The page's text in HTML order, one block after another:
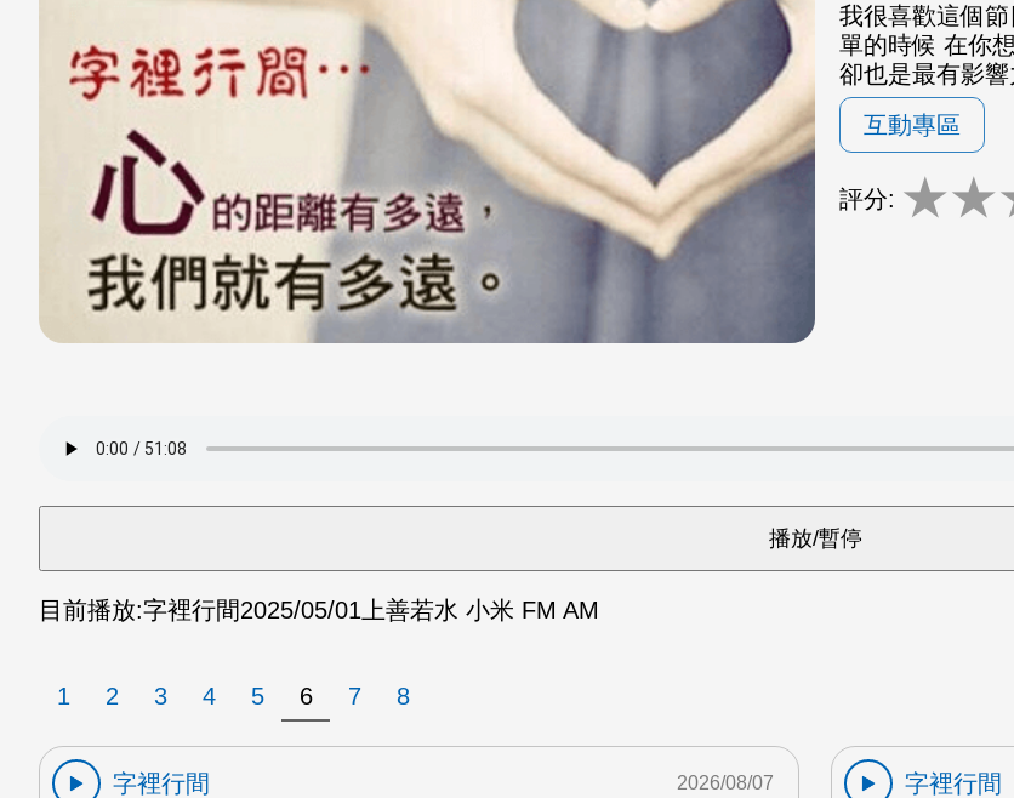
我很喜歡這個
單的時候 在你
卻也是最有影
互動專區
評分: ★★
目前播放:字裡行間2025/05/01 上善若水 小米 FM AM
1 2 3 4 5 6 7 8
字裡行間
2026/08/07
字裡行間